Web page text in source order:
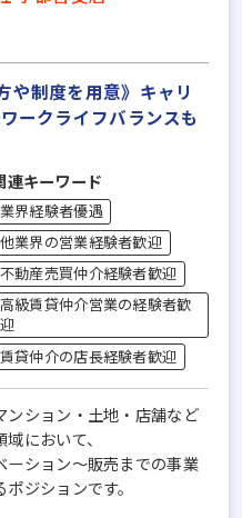
や制度を用意》キャリ
ークライフバランスも
連キーワード
業界経験者優遇
他業界の営業経験者歓迎
不動産売買仲介経験者歓迎
高級賃貸仲介営業の経験者歓
迎
賃貸仲介の店長経験者歓迎
ンション・土地・店舗など
において、
ーション〜販売までの事業
ジションです。